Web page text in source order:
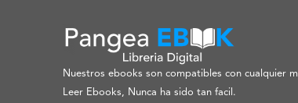
Nuestros ebooks son compatibles con cualquier
Leer Ebooks, Nunca ha sido tan facil.